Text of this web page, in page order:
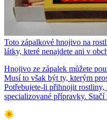
Toto zápalkové hnojivo na
látky, které nenajdete ani v
Hnojivo ze zápalek můžete
Musí to však být ty, kterým
Potřebujete-li přihnojit rostliny,
specializované přípravky. Stačí